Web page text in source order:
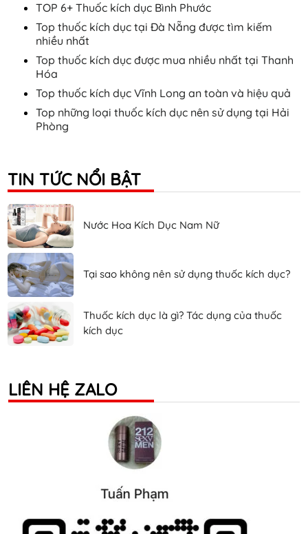
TOP 6+ Thuốc kích dục Bình Phước
Top thuốc kích dục tại Đà Nẵng được tìm kiếm
nhiều nhất
Top thuốc kích dục được mua nhiều nhất tại Thanh
Hóa
Top thuốc kích dục Vĩnh Long an toàn và hiệu quả
Top những loại thuốc kích dục nên sử dụng tại Hải
Phòng
TIN TỨC NỔI BẬT
Nước Hoa Kích Dục Nam Nữ
Tại sao không nên sử dụng thuốc kích dục?
Thuốc kích dục là gì? Tác dụng của thuốc
kích dục
LIÊN HỆ ZALO